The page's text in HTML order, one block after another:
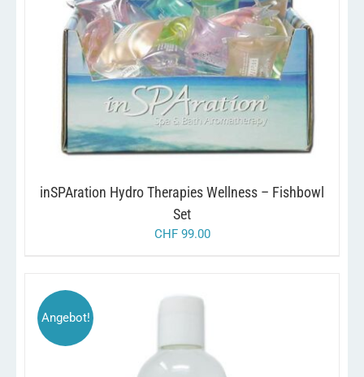
inSPAration Hydro Therapies Wellness – Fishbowl
Set
CHF99.00
Angebot!